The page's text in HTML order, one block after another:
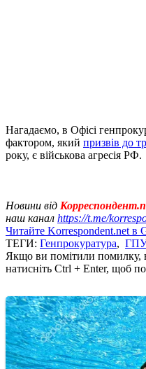
Нагадаємо, в Офісі
фактором, який призвів до
року, є військова агресія РФ.
Новини від
наш канал https://t.me/
Читайте Korrespondent.net в
ТЕГИ: Генпрокуратура,
Якщо ви помітили помилку,
натисніть Ctrl + Enter, щоб